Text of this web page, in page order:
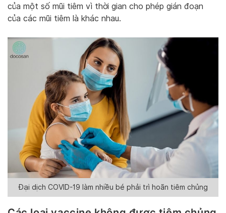
của một số mũi tiêm vì thời gian cho phép gián đoạn
của các mũi tiêm là khác nhau.
Đại dịch COVID-19 làm nhiều bé phải trì hoãn tiêm chủng